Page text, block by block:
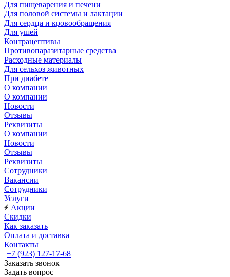
Для пищеварения и печени
Для половой системы и лактации
Для сердца и кровообращения
Для ушей
Контрацептивы
Противопаразитарные средства
Расходные материалы
Для сельхоз животных
При диабете
О компании
О компании
Новости
Отзывы
Реквизиты
О компании
Новости
Отзывы
Реквизиты
Сотрудники
Вакансии
Сотрудники
Услуги
Акции
Скидки
Как заказать
Оплата и доставка
Контакты
+7 (923) 127-17-68
Заказать звонок
Задать вопрос